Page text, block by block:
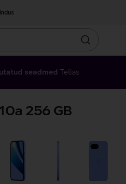
Otsin
seadmed Telias
256 GB